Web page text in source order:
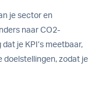
je sector en
naar CO2-
je KPI’s meetbaar,
doelstellingen, zodat je